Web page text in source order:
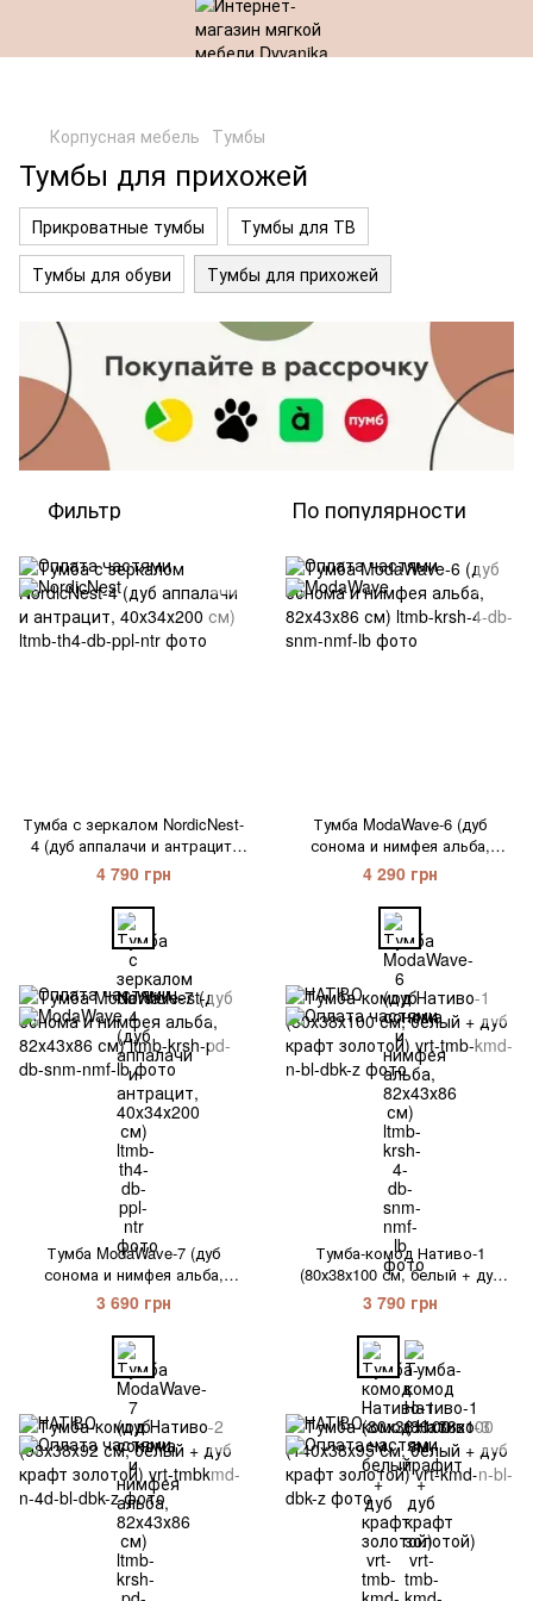
Корпусная мебель Тумбы
Тумбы для прихожей
Прикроватные тумбы
Тумбы для ТВ
Тумбы для обуви
Тумбы для прихожей
Фильтр По популярности
Тумба с зеркалом NordicNest-
4 (дуб аппалачи и антрацит,
40х34х200 см)
4 790 грн
Тумба ModaWave-6 (дуб
сонома и нимфея альба,
82х43х86 см)
4 290 грн
Тумба ModaWave-7 (дуб
сонома и нимфея альба,
82х43х86 см)
3 690 грн
Тумба-комод Нативо-1
(80х38х100 см, белый + дуб
крафт золотой)
3 790 грн